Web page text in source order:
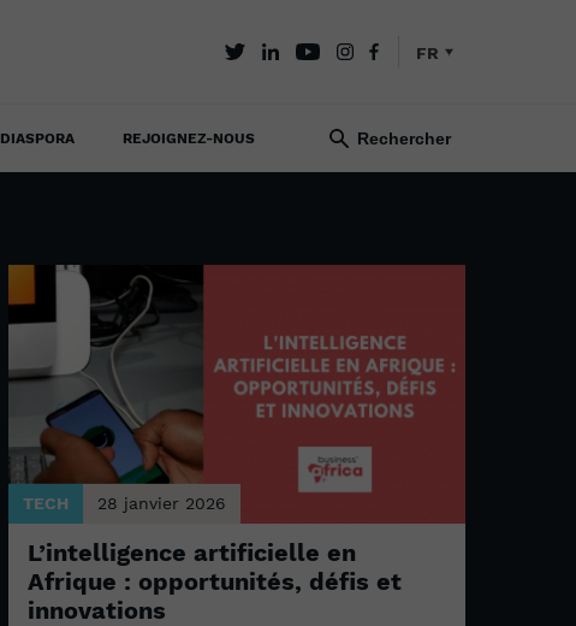
FR
DIASPORA REJOIGNEZ-NOUS
TECH 28 janvier 2026
L’intelligence artificielle en
Afrique : opportunités, défis et
innovations